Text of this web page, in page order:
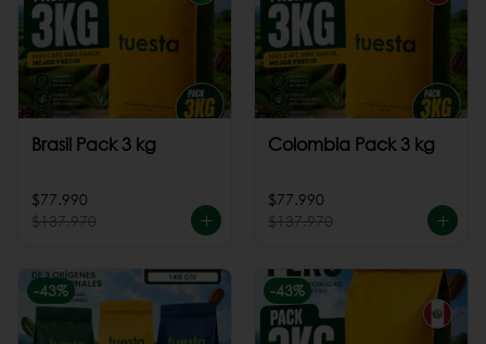
Brasil Pack 3 kg
$77.990
$137.970
Colombia Pack 3 kg
$77.990
$137.970
-43% -43%